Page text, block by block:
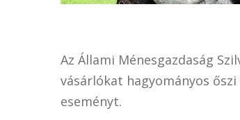
Az Állami Ménesgazdaság
vásárlókat hagyományos
eseményt.